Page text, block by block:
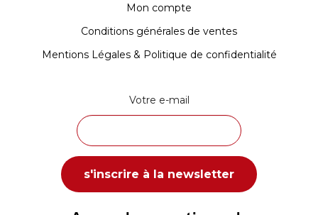
Mon compte
Conditions générales de ventes
Mentions Légales & Politique de confidentialité
Votre e-mail